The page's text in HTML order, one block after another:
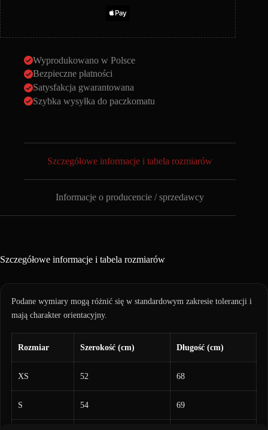
Wyprodukowano w Polsce
Bezpieczne płatności
Satysfakcja gwarantowana
Szybka wysyłka do paczkomatu
Szczegółowe informacje i tabela rozmiarów
Informacje o producencie / sprzedawcy
Szczegółowe informacje i tabela rozmiarów
Podane wymiary mogą różnić się w standardowym zakresie tolerancji i
mają charakter orientacyjny.
Rozmiar Szerokość (cm) Długość (cm)
XS 52 68
S 54 69